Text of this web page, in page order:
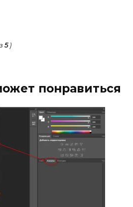
5)
понравиться